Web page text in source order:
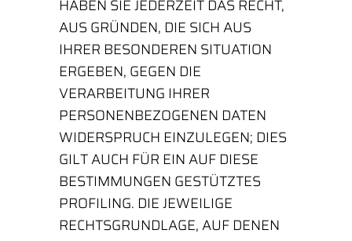
HABEN SIE JEDERZEIT DAS RECHT,
AUS GRÜNDEN, DIE SICH AUS
IHRER BESONDEREN SITUATION
ERGEBEN, GEGEN DIE
VERARBEITUNG IHRER
PERSONENBEZOGENEN DATEN
WIDERSPRUCH EINZULEGEN; DIES
GILT AUCH FÜR EIN AUF DIESE
BESTIMMUNGEN GESTÜTZTES
PROFILING. DIE JEWEILIGE
RECHTSGRUNDLAGE, AUF DENEN